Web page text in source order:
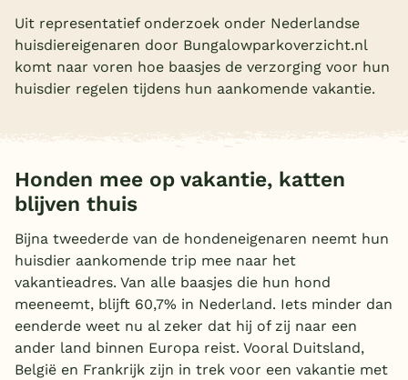
Vakantieparken
Subtropisch zwembad
Indoor speeltuin
Alle populaire faciliteiten
Keuzehulp
Bestemmingen
Nederland
Uit representatief onderzoek onder Nederlandse
huisdiereigenaren door Bungalowparkoverzicht.nl
komt naar voren hoe baasjes de verzorging voor hun
huisdier regelen tijdens hun aankomende vakantie.
Honden mee op vakantie, katten
blijven thuis
Bijna tweederde van de hondeneigenaren neemt hun
huisdier aankomende trip mee naar het
vakantieadres. Van alle baasjes die hun hond
meeneemt, blijft 60,7% in Nederland. Iets minder dan
eenderde weet nu al zeker dat hij of zij naar een
ander land binnen Europa reist. Vooral Duitsland,
België en Frankrijk zijn in trek voor een vakantie met